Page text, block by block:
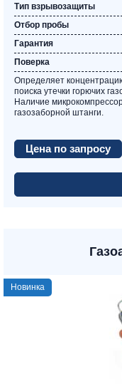
Тип взрывозащиты
Отбор пробы
Гарантия
Поверка
Определяет
поиска утечки горючих
Наличие
газозаборной штанги.
Цена по запросу
Новинка